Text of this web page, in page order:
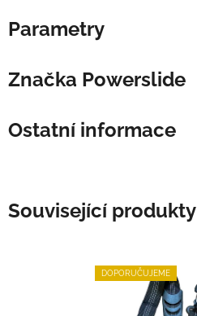
Parametry
Značka Powerslide
Ostatní informace
Související produkty
DOPORUČUJEME